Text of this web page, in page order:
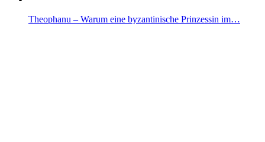
Theophanu – Warum eine byzantinische Prinzessin im…